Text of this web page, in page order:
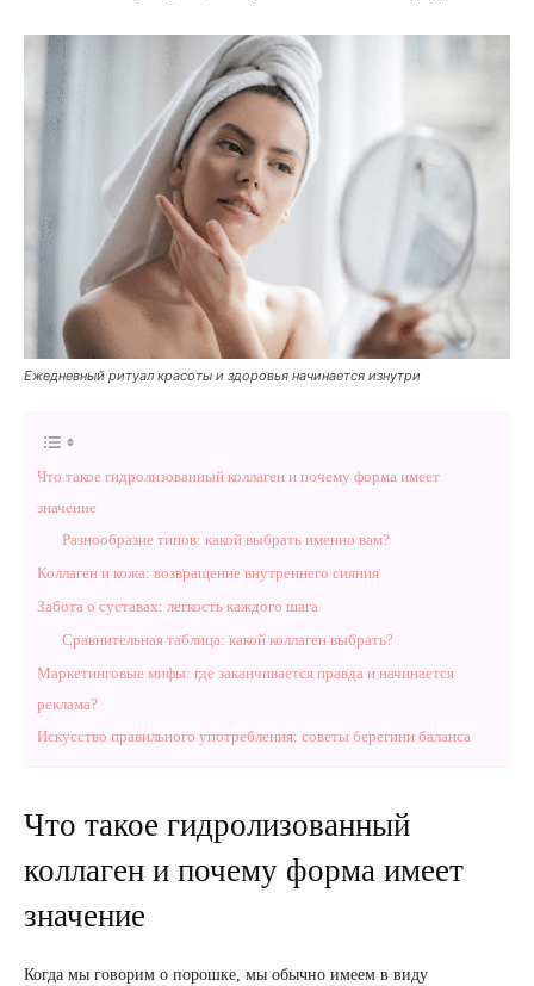
Ежедневный ритуал красоты и здоровья начинается изнутри
Что такое гидролизованный коллаген и почему форма имеет
значение
Разнообразие типов: какой выбрать именно вам?
Коллаген и кожа: возвращение внутреннего сияния
Забота о суставах: легкость каждого шага
Сравнительная таблица: какой коллаген выбрать?
Маркетинговые мифы: где заканчивается правда и начинается
реклама?
Искусство правильного употребления: советы берегини баланса
Что такое гидролизованный
коллаген и почему форма имеет
значение
Когда мы говорим о порошке, мы обычно имеем в виду